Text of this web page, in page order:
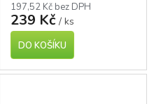
197,52 Kč bez DPH
239 Kč / ks
DO KOŠÍKU